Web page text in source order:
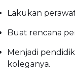
Lakukan
Buat rencana
Menjadi
koleganya.